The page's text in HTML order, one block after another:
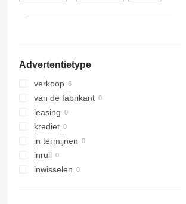
Advertentietype
verkoop
van de fabrikant
leasing
krediet
in termijnen
inruil
inwisselen